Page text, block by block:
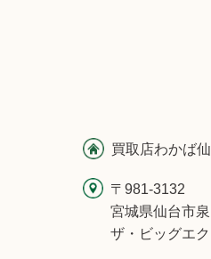
買取店わかば
〒981-3132
宮城県仙台市
ザ・ビッグエ